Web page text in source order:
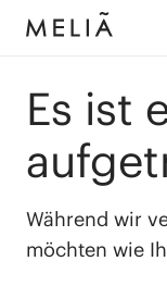
Es ist
Während wir
möchten wie